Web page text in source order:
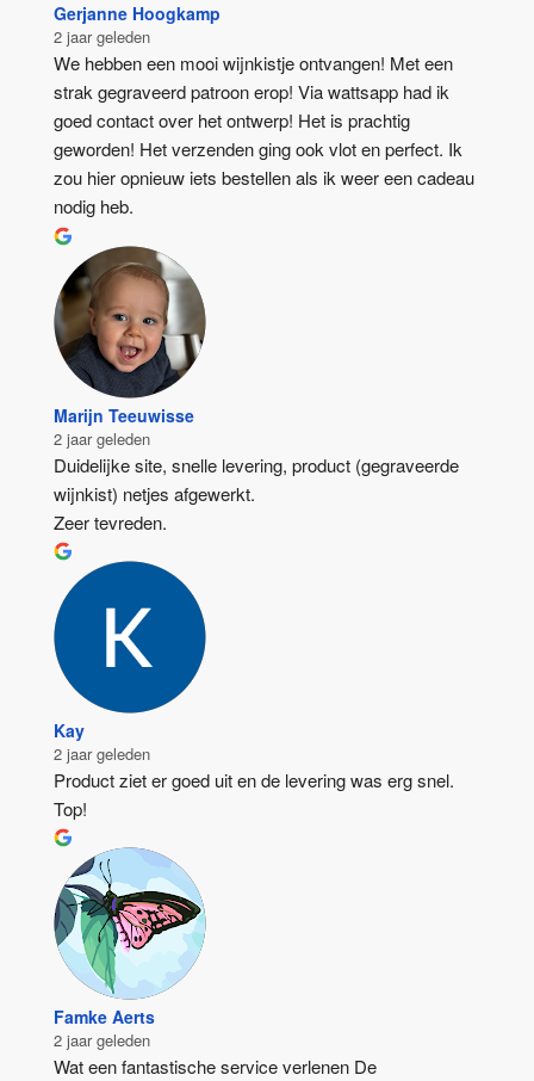
Gerjanne Hoogkamp
2 jaar geleden
We hebben een mooi wijnkistje ontvangen! Met een
strak gegraveerd patroon erop! Via wattsapp had ik
goed contact over het ontwerp! Het is prachtig
geworden! Het verzenden ging ook vlot en perfect. Ik
zou hier opnieuw iets bestellen als ik weer een cadeau
nodig heb.
Marijn Teeuwisse
2 jaar geleden
Duidelijke site, snelle levering, product (gegraveerde
wijnkist) netjes afgewerkt.
Zeer tevreden.
Kay
2 jaar geleden
Product ziet er goed uit en de levering was erg snel.
Top!
Famke Aerts
2 jaar geleden
Wat een fantastische service verlenen De